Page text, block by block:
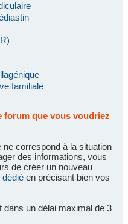
familiale
forum que vous voudriez
correspond à la situation
des informations, vous
de créer un nouveau
dédié en précisant bien vos
un délai maximal de 3